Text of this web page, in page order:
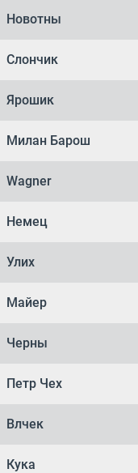
Новотны
Слончик
Ярошик
Милан Барош
Wagner
Немец
Улих
Майер
Черны
Петр Чех
Влчек
Кука